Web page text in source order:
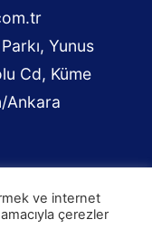
Yunus
Cd, Küme
Ankara
Saklıdır.
ve internet
çerezler